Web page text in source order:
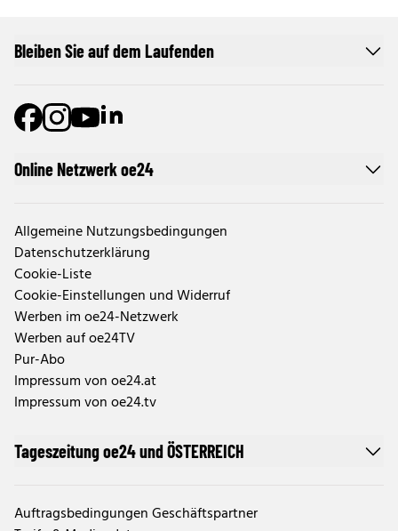
Online Netzwerk oe24
Allgemeine Nutzungsbedingungen
Datenschutzerklärung
Cookie-Liste
Cookie-Einstellungen und Widerruf
Werben im oe24-Netzwerk
Werben auf oe24TV
Pur-Abo
Impressum von oe24.at
Impressum von oe24.tv
Tageszeitung oe24 und ÖSTERREICH
Auftragsbedingungen Geschäftspartner
Bleiben Sie auf dem Laufenden